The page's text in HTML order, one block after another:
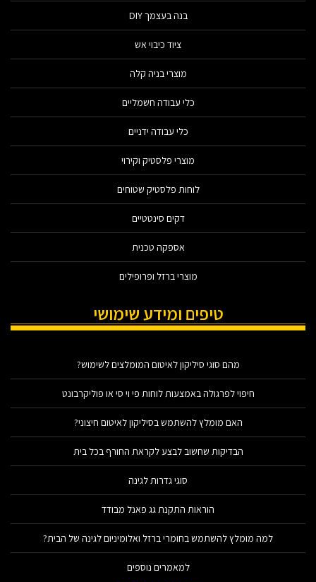
בנה בעצמך DIY
ציוד כיבוי אש
מוצרי בניה קלה
כלי עבודה חשמליים
כלי עבודה ידניים
מוצרי פלסטיק וקירוי
לוחות פלסטיק שטוחים
דקים סינטטיים
אספקה טכנית
מוצרי ברזל ופרופילים
טיפים ומידע שימושי
מהם סוגי סיליקון לאיטום המומלצים לשימוש?
חיפוי לפרגולה באמצעות לוחות פי וי סי או פוליקרבונט
האם מומלץ להשתמש בסיליקון לאיטום חיצוני?
הבדיקות שחשוב לבצע לקראת החורף בכל בית
סוגי גדרות לגינה
הוראות התקנת גג פאנל מבודד
למה מומלץ להשתמש בחומרי ברזל ואלומיניום לגינה של הבית?
למאמרים נוספים